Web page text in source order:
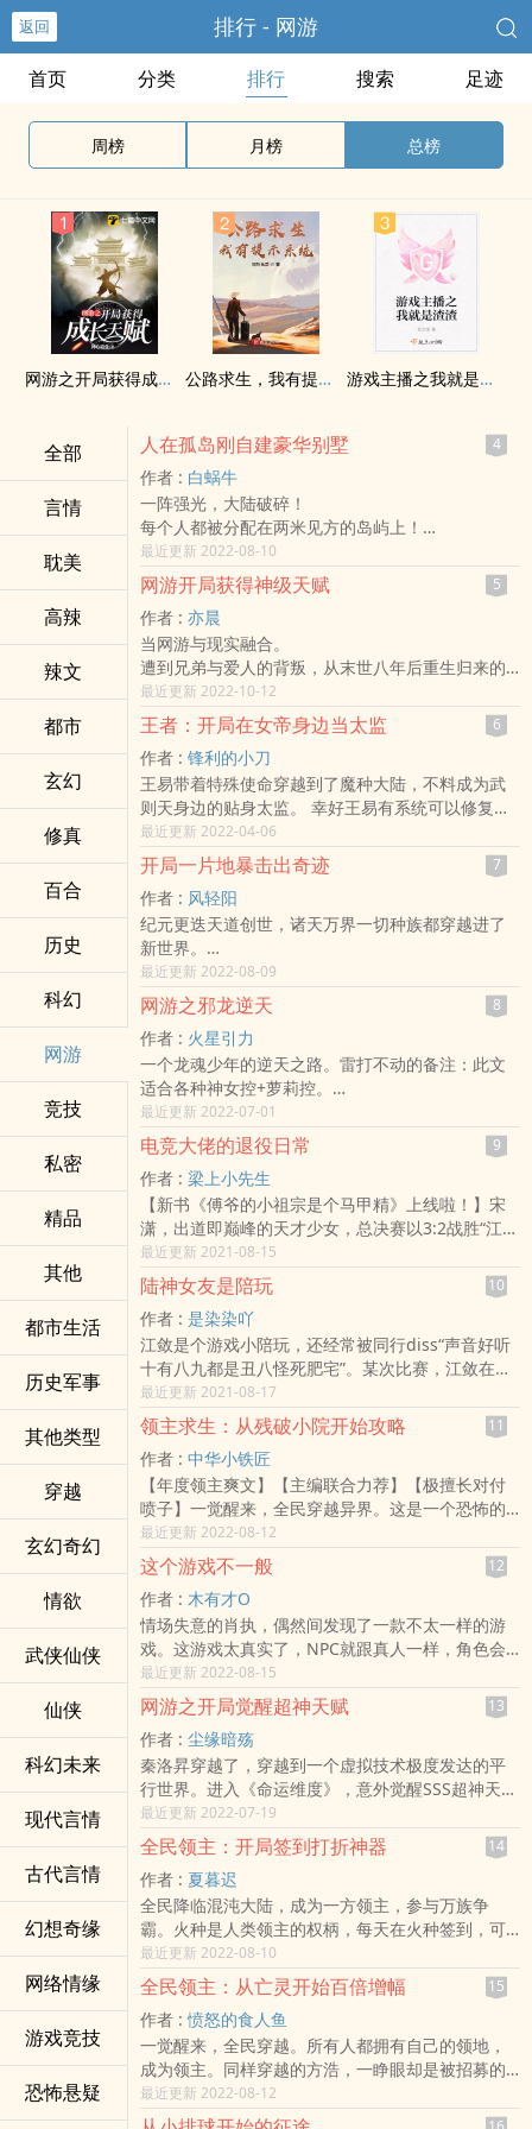
返回 排行 - 网游
首页 分类 排行 搜索 足迹
周榜 月榜 总榜
网游之开局获得成长天赋 公路求生，我有提示系统 游戏主播之我就是渣渣
全部
言情
耽美
‍‎高​‌­辣‎­‌
‌‌­辣‍文​​
都市
玄幻
修真
百合
历史
科幻
网游
竞技
私密
精品
其他
都市生活
历史军事
其他类型
穿越
玄幻奇幻
​情​­‎欲­
武侠仙侠
仙侠
科幻未来
现代言情
古代言情
幻想奇缘
网络情缘
游戏竞技
恐怖悬疑
人在孤岛刚自建豪华别墅 4
作者 : 白蜗牛
一阵强光，大陆破碎！
每个人都被分配在两米见方的岛屿上！
开局一张破渔网，如何生存下去，各凭能力！
“滴，签到系统激活！”
“第一天签到成功，获得全自动渔网！”
“别人是靠能力，而我有系统！”肖易咬了一口烤鱼嘀
咕道。
在别人还在四平方米的岛上苦苦挣扎的时候，肖易
的岛屿上已经建成了别墅，并且做到了水果自由！
最近更新 2022-08-10
网游开局获得神级天赋 5
作者 : 亦晨
当网游与现实融合。
遭到兄弟与爱人的背叛，从末世八年后重生归来的
张奕，带着重生之前获得的超级神器与神级天赋再
一次进入游戏，世界将在张奕手中，被重启……
最近更新 2022-10-12
王者：开局在女帝身边当太监 6
作者 : 锋利的小刀
王易带着特殊使命穿越到了魔种大陆，不料成为武
则天身边的贴身太监。 幸好王易有系统可以修复身
体缺陷。 武则天：王卿，朕感觉你和普通的太监好
像有点不太一样。 程咬金：王易这个太监，好像比
我更加爷们！ 上官婉儿：王易，你这个混蛋根本就
不是太监，一夜醉酒，你让我怀上了。
最近更新 2022-04-06
开局一片地暴击出奇迹 7
作者 : 风轻阳
纪元更迭天道创世，诸天万界一切种族都穿越进了
新世界。
开局一人一片地，造房、种地、驯兽、挖矿、防袭
击……
每个生灵都需要努力建造属于自己的生存基地，让
自己能够活下去。
洛宇得到了【太初暴击】神技，能够暴击世间万
物！
【采集普通的草莓触发暴击：得到朱龙果】
【商城买普通的石刀触发暴击：得到天工刀】
造房搭桥挖矿驯兽，统统能触发，暴击出奇迹！
猫娘妹子想成为他的宠物，精灵族认为他是天神转
世，他被世人称为杀虫剂，被地球人认为是先秦剑
仙……
大家还在努力活下去的时候，洛宇已经建造了属于
自己的城堡，他在攀登无上强者之路！
最近更新 2022-08-09
网游之邪龙逆天 8
作者 : 火星引力
一个龙魂少年的逆天之路。雷打不动的备注：此文
适合各种神女控+萝莉控。
___________________________________________
最近更新 2022-07-01
电竞大佬的退役日常 9
作者 : 梁上小先生
【新书《傅爷的小祖宗是个马甲精》上线啦！】宋
潇，出道即巅峰的天才少女，总决赛以3:2战胜“江
神”，终结了零度战队的三冠王统治，成为所有零度
战队粉丝的“一生之敌”。夺冠当夜，悄然退役，惊动
电竞圈。江栩，职业联盟第一人，以无敌之姿带领
零度战队豪取三连冠，获封“江神”。重返校园，双神
再会。曾经的总决赛对手成为了师兄？身边的同学
居然都是“江神”的粉丝？江栩微微勾起嘴角：“到了
我的地盘，不会再让你逃走了。”
最近更新 2021-08-15
陆神女友是陪玩 10
作者 : 是染染吖
江敛是个游戏小陪玩，还经常被同行diss“声音好听
十有八九都是丑八怪死肥宅”。某次比赛，江敛在电
竞国民男神陆厌的微博底下喊了一声“老公加油”。
——她被陆厌的太太团追着骂了一整天，说她丑八
怪炒作，蹭热度不要脸。于是第二天全网就炸了。
【CDG电竞-总裁】：@江敛，我妹，绝世大美女，
谁说她丑我和谁急。【EXILE-总裁】：@江敛，我
妹，谁蹭热度了？【某军政大佬】：@江敛，我
妹，别搞。全网：？？？？同一时刻，赛场上，千
万观众看到拿到冠军的陆厌翻身下观众席，对着一
个大美女单膝跪地：“宝贝，冠军我拿到了，能不能
当面喊声老公？”观众：？？？*苏爽甜，团宠文，
游戏设定作者瞎编，大逃杀类型背景，没有太多设
定，刚枪就完事。披着电竞外皮谈恋爱，看不下去
请多看两章嘛QAQ。
最近更新 2021-08-17
领主求生：从残破小院开始攻略 11
作者 : 中华小铁匠
【年度领主爽文】【主编联合力荐】【极擅长对付
喷子】一觉醒来，全民穿越异界。这是一个恐怖的
世界，几乎不可度量。这里有巨龙、狮鹫、哥布
林、地精、矮人、兽人。也有丧尸、亡灵巢穴以及
各种神话巨怪。每个人都是领主，开局选择身世、
一个小院、三个农民。要致富，先撸树，逐渐建立
领地。领主们需要探索地图，占领区域、获取资
源、发展城建、征伐怪物巢穴。每隔一个月，都需
要抵御怪物军团和各种异界势力的掳掠，才能生存
下去。宗慎开局觉醒了攻略系统。目之所及的一切
都会出现攻略信息。帮助他发现所有隐藏的宝物。
【领地东南方向50米的那棵歪脖子树其实并不简
单。】【从现在的位置向前走35步开始挖掘，你会
得到惊喜。】【别看了，这个宝箱是个陷阱，内部
的毒气会让你昏迷三天三夜。】当其他人还在苦苦
支撑的时候，宗慎已经建起了坚固的大城。拥有无
数的强大士兵和史诗英雄，资源堆积如山！
最近更新 2022-08-12
这个游戏不一般 12
作者 : 木有才O
情场失意的肖执，偶然间发现了一款不太一样的游
戏。这游戏太真实了，NPC就跟真人一样，角色会
感觉到口渴饥饿，口渴饥饿会影响修炼，严重的甚
至会饿死。直到有一天，肖执发现不联网也能畅玩
这款游戏时，他感觉自己发现了新大陆。玩家A：
“这游戏好难啊，十天才升一级，简直是浪费我时
间，劳资不玩了！”玩家B：“什么破游戏，一点都不
人性化，自动寻路没有，小地图没有，修炼还得一
直点屏幕，就一个半吊子游戏，爷不奉陪了！”玩家
C：“一刀999不爽么，非得在这受虐。”肖执：“我的
机会来了！”
最近更新 2022-08-15
网游之开局觉醒超神天赋 13
作者 : 尘缘暗殇
秦洛昇穿越了，穿越到一个虚拟技术极度发达的平
行世界。进入《命运维度》，意外觉醒SSS超神天
赋，获得升华之力和魅力值MAX。当别人还在为爆
出一件黄金装备而沾沾自喜时，他已经满身神装。
当别人还在小心翼翼的揣测NPC性格和喜好时，他
已经和众多NPC推心置腹，各种隐藏任务，特殊职
业，无敌技能，逆天装备，不要钱的给他送。
最近更新 2022-07-19
全民领主：开局签到打折神器 14
作者 : 夏暮迟
全民降临混沌大陆，成为一方领主，参与万族争
霸。火种是人类领主的权柄，每天在火种签到，可
以获得人口、图纸、食物等物资。黄宇第一天签
到，获得了打折神器。每天都会刷新出一批折扣商
品，以供黄宇购买。于是……“这把传说级武器，打
完折竟然只需一万魂晶？买了！”“巨龙蛋0.5折？给
我来一百个！”“0.0……01折的超凡兵种训练营！还有
这种好事？快到碗里来！”……自此，黄宇和他的领
地，名震混沌大陆！
最近更新 2022-08-10
全民领主：从亡灵开始百倍增幅 15
作者 :愤怒的食人鱼
一觉醒来，全民穿越。所有人都拥有自己的领地，
成为领主。同样穿越的方浩，一睁眼却是被招募的
一名农夫，被驱赶着送入虎口。怒杀领主，获得‘百
倍增幅’补偿。重新开启领主之路。【百倍增幅触
最近更新 2022-08-12